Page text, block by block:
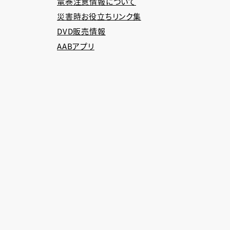
災害時お役立ちリンク集
DVD販売情報
AABアプリ